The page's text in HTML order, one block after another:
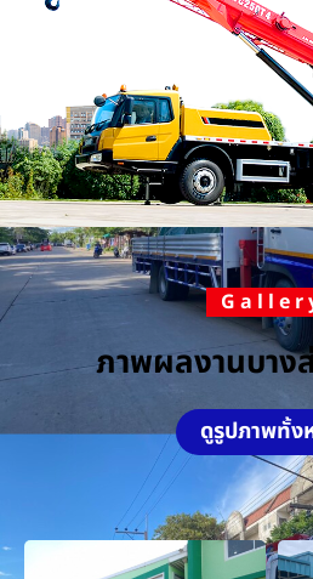
ภาพผลงานบาง
ดูรูปภาพทั้ง